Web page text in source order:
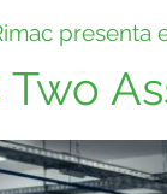
presenta